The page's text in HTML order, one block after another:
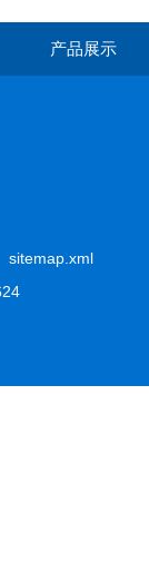
产品展示
sitemap.xml